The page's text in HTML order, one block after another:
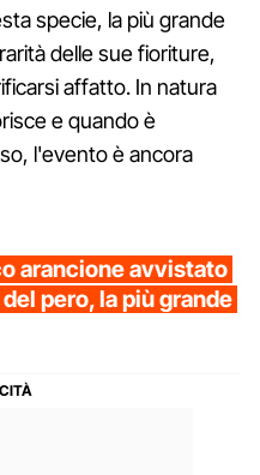
specie, la più grande
delle sue fioriture,
affatto. In natura
e quando è
l'evento è ancora
arancione avvistato
pero, la più grande